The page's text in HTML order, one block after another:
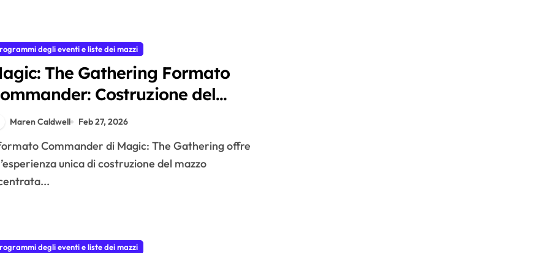
degli eventi e liste dei mazzi
The Gathering Formato
Costruzione del
Mazzo, Comandanti Popolari,
per il Gioco
Maren Caldwell Feb 27, 2026
unica di costruzione del mazzo
degli eventi e liste dei mazzi